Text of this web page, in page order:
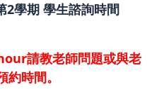
2學期 學生諮詢時間
請教老師問題或與老
時間。